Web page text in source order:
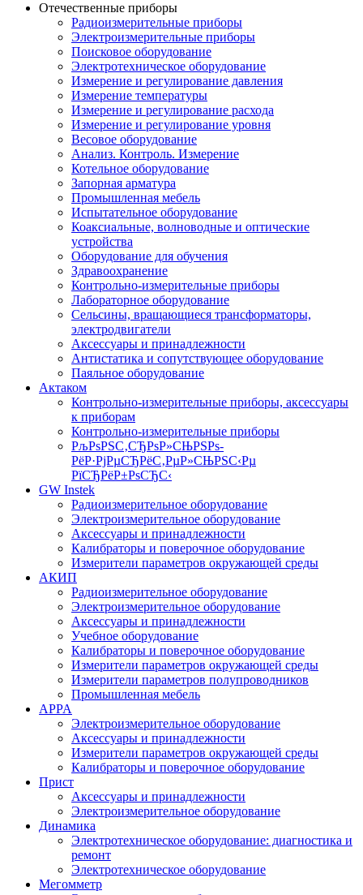
Отечественные приборы
Радиоизмерительные приборы
Электроизмерительные приборы
Поисковое оборудование
Электротехническое оборудование
Измерение и регулирование давления
Измерение температуры
Измерение и регулирование расхода
Измерение и регулирование уровня
Весовое оборудование
Анализ. Контроль. Измерение
Котельное оборудование
Запорная арматура
Промышленная мебель
Испытательное оборудование
Коаксиальные, волноводные и оптические
устройства
Оборудование для обучения
Здравоохранение
Контрольно-измерительные приборы
Лабораторное оборудование
Сельсины, вращающиеся трансформаторы,
электродвигатели
Аксессуары и принадлежности
Антистатика и сопутствующее оборудование
Паяльное оборудование
Актаком
Контрольно-измерительные приборы, аксессуары
к приборам
Контрольно-измерительные приборы
РљРѕРЅС‚СЂРѕР»СЊРЅРѕ-
РёР·РјРµСЂРёС‚РµР»СЊРЅС‹Рµ
РїСЂРёР±РѕСЂС‹
GW Instek
Радиоизмерительное оборудование
Электроизмерительное оборудование
Аксессуары и принадлежности
Калибраторы и поверочное оборудование
Измерители параметров окружающей среды
АКИП
Радиоизмерительное оборудование
Электроизмерительное оборудование
Аксессуары и принадлежности
Учебное оборудование
Калибраторы и поверочное оборудование
Измерители параметров окружающей среды
Измерители параметров полупроводников
Промышленная мебель
APPA
Электроизмерительное оборудование
Аксессуары и принадлежности
Измерители параметров окружающей среды
Калибраторы и поверочное оборудование
Прист
Аксессуары и принадлежности
Электроизмерительное оборудование
Динамика
Электротехническое оборудование: диагностика и
ремонт
Электротехническое оборудование
Мегомметр